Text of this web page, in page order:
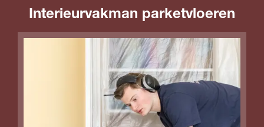
Interieurvakman parketvloeren